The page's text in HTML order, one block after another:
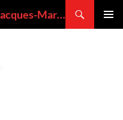
VOLCANMANIA : le blog de Jacques-Marie BARDINTZEFF, volcanologue